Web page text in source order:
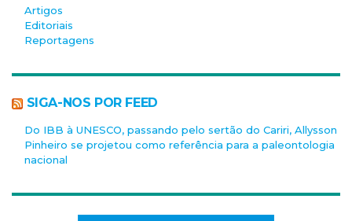
Artigos
Editoriais
Reportagens
SIGA-NOS POR FEED
Do IBB à UNESCO, passando pelo sertão do Cariri, Allysson
Pinheiro se projetou como referência para a paleontologia
nacional